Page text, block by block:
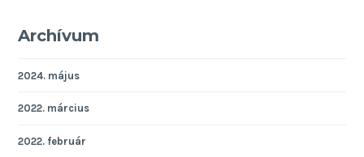
Archívum
2024. május
2022. március
2022. február